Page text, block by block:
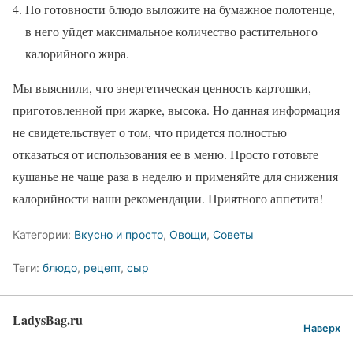
По готовности блюдо выложите на бумажное полотенце,
в него уйдет максимальное количество растительного
калорийного жира.
Мы выяснили, что энергетическая ценность картошки,
приготовленной при жарке, высока. Но данная информация
не свидетельствует о том, что придется полностью
отказаться от использования ее в меню. Просто готовьте
кушанье не чаще раза в неделю и применяйте для снижения
калорийности наши рекомендации. Приятного аппетита!
Категории: Вкусно и просто, Овощи, Советы
Теги: блюдо, рецепт, сыр
LadysBag.ru Наверх